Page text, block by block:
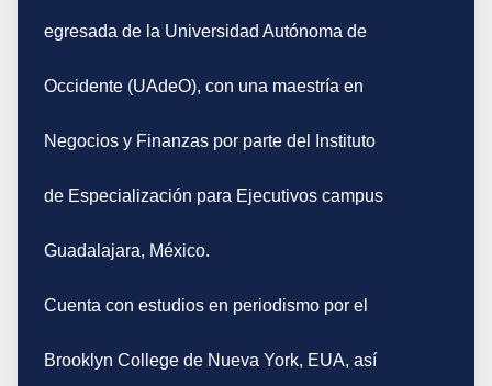
egresada de la Universidad Autónoma de
Occidente (UAdeO), con una maestría en
Negocios y Finanzas por parte del Instituto
de Especialización para Ejecutivos campus
Guadalajara, México.
Cuenta con estudios en periodismo por el
Brooklyn College de Nueva York, EUA, así